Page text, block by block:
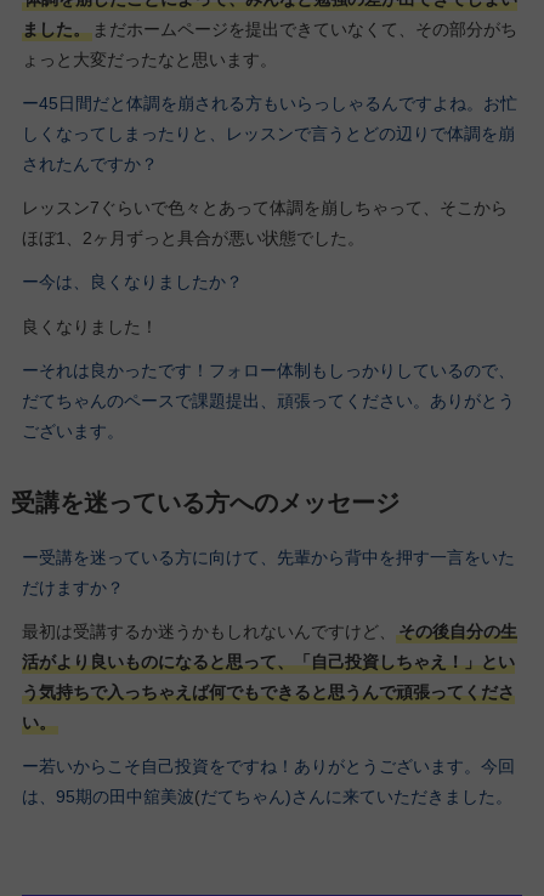
ました。まだホームページを提出できていなくて、その部分がち
ょっと大変だったなと思います。
ー45日間だと体調を崩される方もいらっしゃるんですよね。お忙
しくなってしまったりと、レッスンで言うとどの辺りで体調を崩
されたんですか？
レッスン7ぐらいで色々とあって体調を崩しちゃって、そこから
ほぼ1、2ヶ月ずっと具合が悪い状態でした。
ー今は、良くなりましたか？
良くなりました！
ーそれは良かったです！フォロー体制もしっかりしているので、
だてちゃんのペースで課題提出、頑張ってください。ありがとう
ございます。
受講を迷っている方へのメッセージ
ー受講を迷っている方に向けて、先輩から背中を押す一言をいた
だけますか？
最初は受講するか迷うかもしれないんですけど、
その後自分の生
活がより良いものになると思って、「自己投資しちゃえ！」とい
う気持ちで入っちゃえば何でもできると思うんで頑張ってくださ
い。
ー若いからこそ自己投資をですね！ありがとうございます。今回
は、95期の田中舘美波(だてちゃん)さんに来ていただきました。